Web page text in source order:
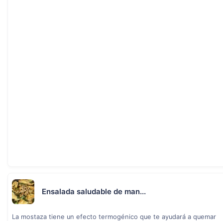
Ensalada saludable de man...
La mostaza tiene un efecto termogénico que te ayudará a quemar